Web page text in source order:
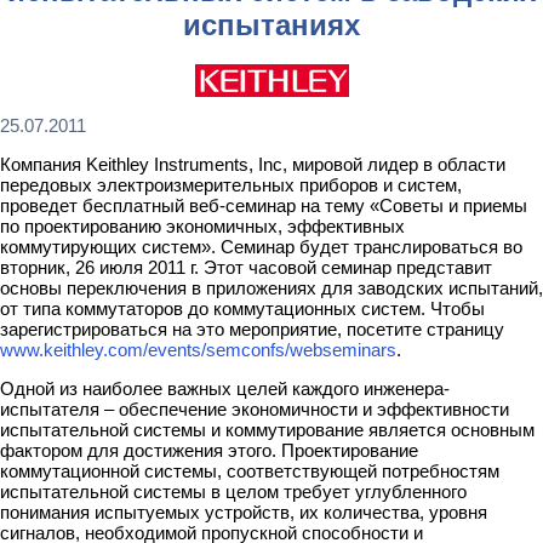
испытаниях
25.07.2011
Компания Keithley Instruments, Inc, мировой лидер в области
передовых электроизмерительных приборов и систем,
проведет бесплатный веб-семинар на тему «Советы и приемы
по проектированию экономичных, эффективных
коммутирующих систем». Семинар будет транслироваться во
вторник, 26 июля 2011 г. Этот часовой семинар представит
основы переключения в приложениях для заводских испытаний,
от типа коммутаторов до коммутационных систем. Чтобы
зарегистрироваться на это мероприятие, посетите страницу
www.keithley.com/events/semconfs/webseminars.
Одной из наиболее важных целей каждого инженера-
испытателя – обеспечение экономичности и эффективности
испытательной системы и коммутирование является основным
фактором для достижения этого. Проектирование
коммутационной системы, соответствующей потребностям
испытательной системы в целом требует углубленного
понимания испытуемых устройств, их количества, уровня
сигналов, необходимой пропускной способности и